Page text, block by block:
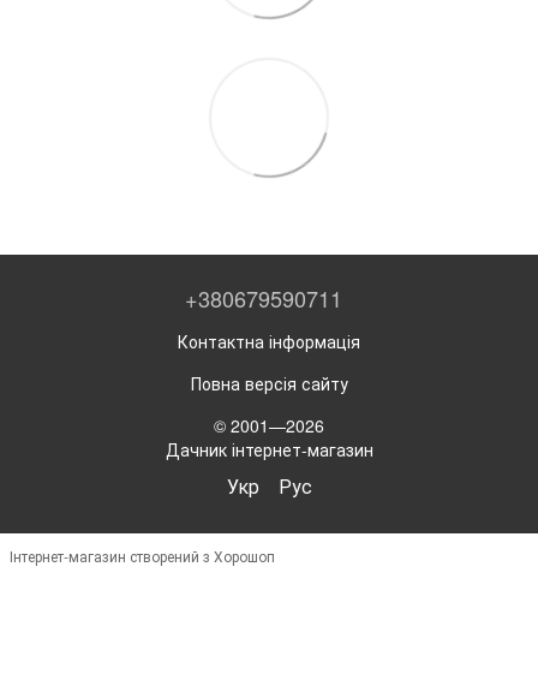
+380679590711
Контактна інформація
Повна версія сайту
© 2001—2026
Дачник інтернет-магазин
Укр Рус
Інтернет-магазин створений з Хорошоп